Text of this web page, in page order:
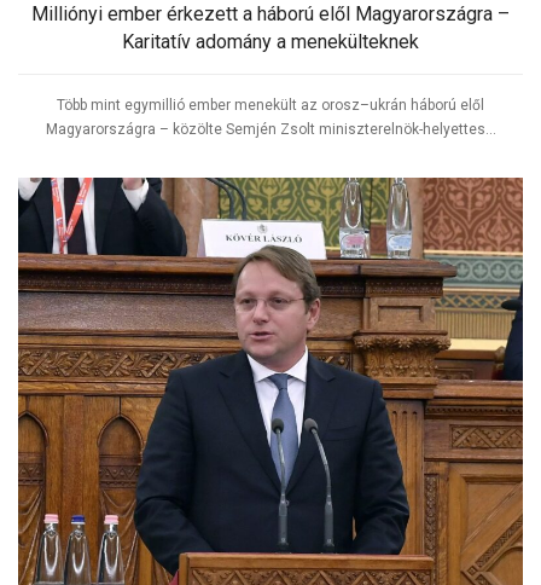
Milliónyi ember érkezett a háború elől Magyarországra –
Karitatív adomány a menekülteknek
Több mint egymillió ember menekült az orosz–ukrán háború elől
Magyarországra – közölte Semjén Zsolt miniszterelnök-helyettes...